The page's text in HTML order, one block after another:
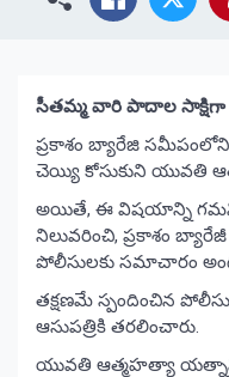
సీతమ్మ వారి పాదాల
ప్రకాశం బ్యారేజి
చెయ్యి కోసుకుని యువతి
అయితే, ఈ విషయాన్ని
నిలువరించి, ప్రకాశం బ్యారేజీ
పోలీసులకు సమాచారం
తక్షణమే స్పందించిన
ఆసుపత్రికి తరలించారు.
యువతి ఆత్మహత్యా